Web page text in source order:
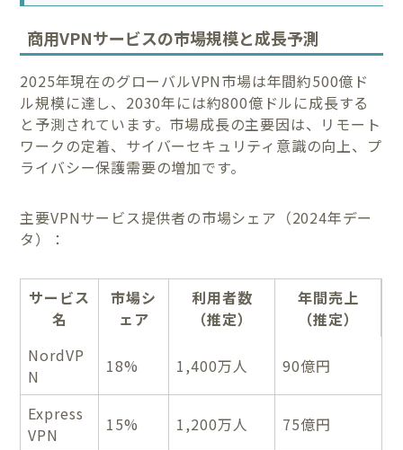
商用VPNサービスの市場規模と成長予測
2025年現在のグローバルVPN市場は年間約500億ド
ル規模に達し、2030年には約800億ドルに成長する
と予測されています。市場成長の主要因は、リモート
ワークの定着、サイバーセキュリティ意識の向上、プ
ライバシー保護需要の増加です。
主要VPNサービス提供者の市場シェア（2024年デー
タ）：
サービス
名
市場シ
ェア
利用者数
（推定）
年間売上
（推定）
NordVP
N
18% 1,400万人 90億円
Express
VPN
15% 1,200万人 75億円